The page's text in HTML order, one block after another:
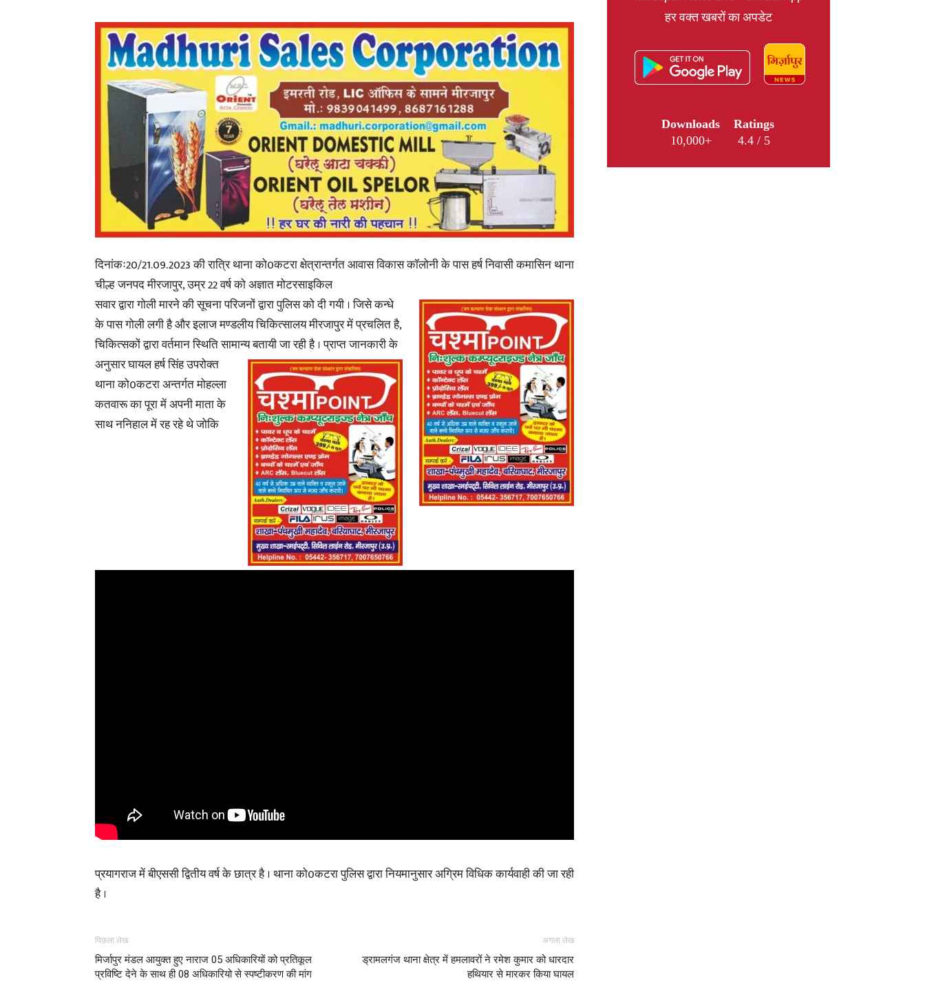
News,
Latest
News
in
Hindi,
दिनांकः20/21.09.2023 की रात्रि थाना को0कटरा क्षेत्रान्तर्गत आवास विकास कॉलोनी के पास हर्ष निवासी कमासिन थाना
चील्ह जनपद मीरजापुर, उम्र 22 वर्ष को अज्ञात मोटरसाइकिल
सवार द्वारा गोली मारने की सूचना परिजनों द्वारा पुलिस को दी गयी । जिसे कन्धे
के पास गोली लगी है और इलाज मण्डलीय चिकित्सालय मीरजापुर में प्रचलित है,
चिकित्सकों द्वारा वर्तमान स्थिति सामान्य बतायी जा रही है ।प्राप्त जानकारी के
अनुसार घायल हर्ष सिंह उपरोक्त
थाना को0कटरा अन्तर्गत मोहल्ला
कतवारू का पूरा में अपनी माता के
साथ ननिहाल में रह रहे थे जोकि
प्रयागराज में बीएससी द्वितीय वर्ष के छात्र है । थाना को0कटरा पुलिस द्वारा नियमानुसार अग्रिम विधिक कार्यवाही की जा रही
है ।
पिछला लेख
मिर्जापुर मंडल आयुक्त हुए नाराज 05 अधिकारियों को प्रतिकूल
प्रविष्टि देने के साथ ही 08 अधिकारियो से स्पष्टीकरण की मांग
अगला लेख
ड्रामलगंज थाना क्षेत्र में हमलावरों ने रमेश कुमार को धारदार
हथियार से मारकर किया घायल
हर वक्त खबरों का अपडेट
Downloads
10,000+
Ratings
4.4 / 5